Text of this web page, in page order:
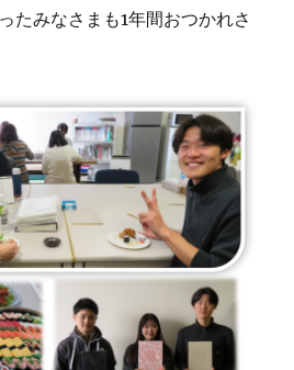
たみなさまも1年間おつかれさ